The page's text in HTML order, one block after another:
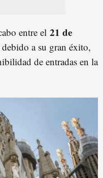
entre el 21 de
a su gran éxito,
de entradas en la